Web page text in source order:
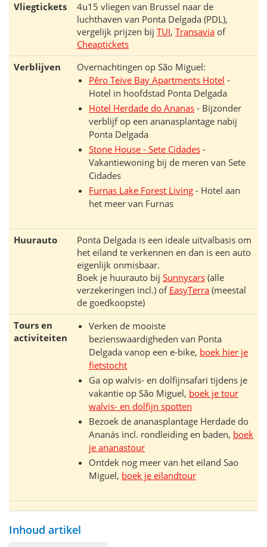
Vliegtickets
4u15 vliegen van Brussel naar de
luchthaven van Ponta Delgada (PDL),
vergelijk prijzen bij TUI, Transavia of
Cheaptickets
Verblijven
Overnachtingen op São Miguel:
Pêro Teive Bay Apartments Hotel -
Hotel in hoofdstad Ponta Delgada
Hotel Herdade do Ananas - Bijzonder
verblijf op een ananasplantage nabij
Ponta Delgada
Stone House - Sete Cidades -
Vakantiewoning bij de meren van Sete
Cidades
Furnas Lake Forest Living - Hotel aan
het meer van Furnas
Huurauto
Ponta Delgada is een ideale uitvalbasis om
het eiland te verkennen en dan is een auto
eigenlijk onmisbaar.
Boek je huurauto bij Sunnycars (alle
verzekeringen incl.) of EasyTerra (meestal
de goedkoopste)
Tours en
activiteiten
Verken de mooiste
bezienswaardigheden van Ponta
Delgada vanop een e-bike, boek hier je
fietstocht
Ga op walvis- en dolfijnsafari tijdens je
vakantie op São Miguel, boek je tour
walvis- en dolfijn spotten
Bezoek de ananasplantage Herdade do
Ananás incl. rondleiding en baden, boek
je ananastour
Ontdek nog meer van het eiland Sao
Miguel, boek je eilandtour
Inhoud artikel